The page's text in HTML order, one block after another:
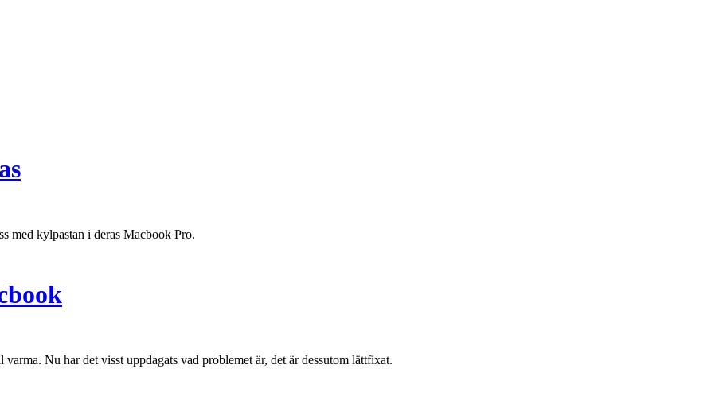
med kylpastan i deras Macbook Pro.
Nu har det visst uppdagats vad problemet är, det är dessutom lättfixat.